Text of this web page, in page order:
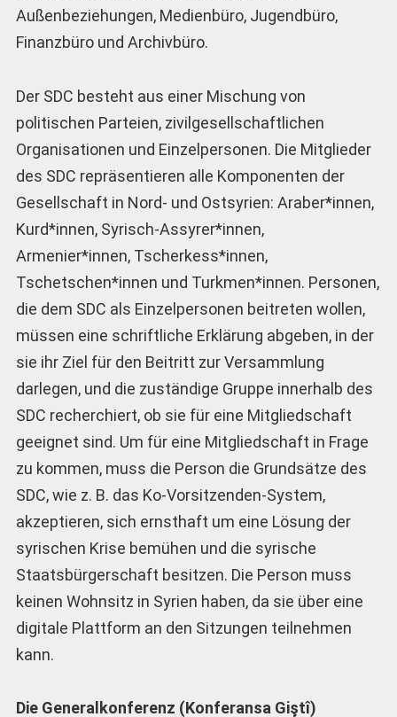
Außenbeziehungen, Medienbüro, Jugendbüro,
Finanzbüro und Archivbüro.
Der SDC besteht aus einer Mischung von
politischen Parteien, zivilgesellschaftlichen
Organisationen und Einzelpersonen. Die Mitglieder
des SDC repräsentieren alle Komponenten der
Gesellschaft in Nord- und Ostsyrien: Araber*innen,
Kurd*innen, Syrisch-Assyrer*innen,
Armenier*innen, Tscher­kess*innen,
Tschetschen*innen und Turkmen*innen. Personen,
die dem SDC als Einzelpersonen beitreten wollen,
müssen eine schriftliche Erklärung abgeben, in der
sie ihr Ziel für den Beitritt zur Versammlung
darlegen, und die zuständige Gruppe innerhalb des
SDC recherchiert, ob sie für eine Mitgliedschaft
geeignet sind. Um für eine Mitgliedschaft in Frage
zu kommen, muss die Person die Grundsätze des
SDC, wie z. B. das Ko-Vorsitzenden-System,
akzeptieren, sich ernsthaft um eine Lösung der
syrischen Krise bemühen und die syrische
Staatsbürgerschaft besitzen. Die Person muss
keinen Wohnsitz in Syrien haben, da sie über eine
digitale Plattform an den Sitzungen teilnehmen
kann.
Die Generalkonferenz (Konferansa Giştî)